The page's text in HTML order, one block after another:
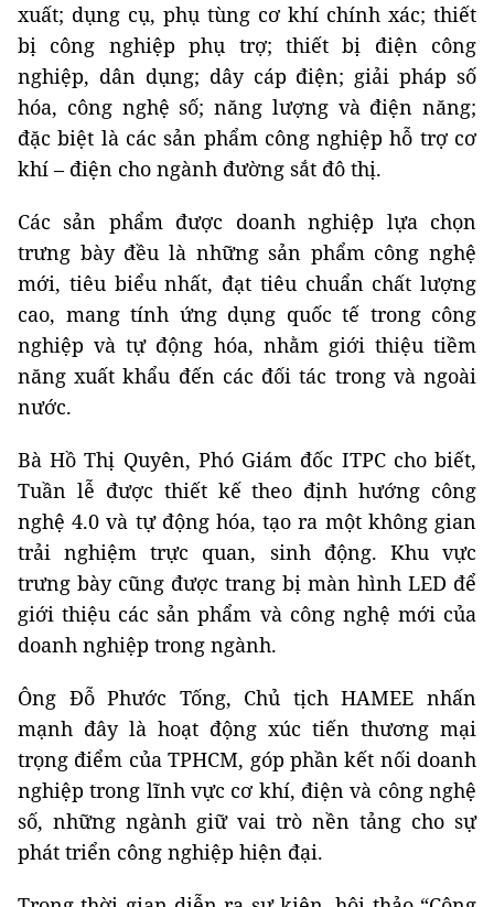
xuất; dụng cụ, phụ tùng cơ khí chính xác; thiết
bị công nghiệp phụ trợ; thiết bị điện công
nghiệp, dân dụng; dây cáp điện; giải pháp số
hóa, công nghệ số; năng lượng và điện năng;
đặc biệt là các sản phẩm công nghiệp hỗ trợ cơ
khí – điện cho ngành đường sắt đô thị.
Các sản phẩm được doanh nghiệp lựa chọn
trưng bày đều là những sản phẩm công nghệ
mới, tiêu biểu nhất, đạt tiêu chuẩn chất lượng
cao, mang tính ứng dụng quốc tế trong công
nghiệp và tự động hóa, nhằm giới thiệu tiềm
năng xuất khẩu đến các đối tác trong và ngoài
nước.
Bà Hồ Thị Quyên, Phó Giám đốc ITPC cho biết,
Tuần lễ được thiết kế theo định hướng công
nghệ 4.0 và tự động hóa, tạo ra một không gian
trải nghiệm trực quan, sinh động. Khu vực
trưng bày cũng được trang bị màn hình LED để
giới thiệu các sản phẩm và công nghệ mới của
doanh nghiệp trong ngành.
Ông Đỗ Phước Tống, Chủ tịch HAMEE nhấn
mạnh đây là hoạt động xúc tiến thương mại
trọng điểm của TPHCM, góp phần kết nối doanh
nghiệp trong lĩnh vực cơ khí, điện và công nghệ
số, những ngành giữ vai trò nền tảng cho sự
phát triển công nghiệp hiện đại.